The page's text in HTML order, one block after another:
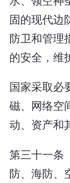
固的现代边
防卫和管理
的安全，维
国家采取必
磁、网络空
动、资产和
第三十一条
防、海防、